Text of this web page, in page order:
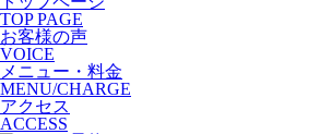
TOP PAGE
お客様の声
VOICE
メニュー・料金
MENU/CHARGE
アクセス
ACCESS